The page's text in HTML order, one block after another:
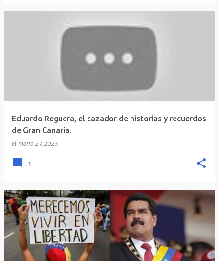
Eduardo Reguera, el cazador de historias y recuerdos
de Gran Canaria.
el mayo 27, 2023
1